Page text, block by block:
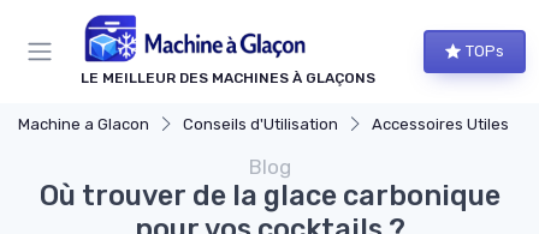
LE MEILLEUR DES MACHINES À GLAÇONS
TOPs
Machine a Glacon Conseils d'Utilisation Accessoires Utiles
Blog
Où trouver de la glace carbonique
Panneau de gestion des cookies